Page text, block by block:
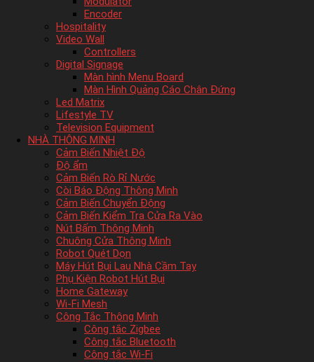
Encoder
Hospitality
Video Wall
Controllers
Digital Signage
Màn hình Menu Board
Màn Hình Quảng Cáo Chân Đứng
Led Matrix
Lifestyle TV
Television Equipment
NHÀ THÔNG MINH
Cảm Biến Nhiệt Độ
Độ ẩm
Cảm Biến Rò Rỉ Nước
Còi Báo Động Thông Minh
Cảm Biến Chuyển Động
Cảm Biến Kiểm Tra Cửa Ra Vào
Nút Bấm Thông Minh
Chuông Cửa Thông Minh
Robot Quét Dọn
Máy Hút Bụi Lau Nhà Cầm Tay
Phụ Kiện Robot Hút Bụi
Home Gateway
Wi-Fi Mesh
Công Tắc Thông Minh
Công tắc Zigbee
Công tắc Bluetooth
Công tắc Wi-Fi